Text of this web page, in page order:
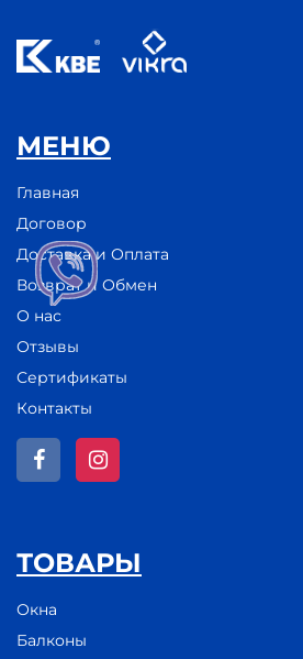
МЕНЮ
Главная
Договор
Доставка и Оплата
Возврат и Обмен
О нас
Отзывы
Сертификаты
Контакты
ТОВАРЫ
Окна
Балконы